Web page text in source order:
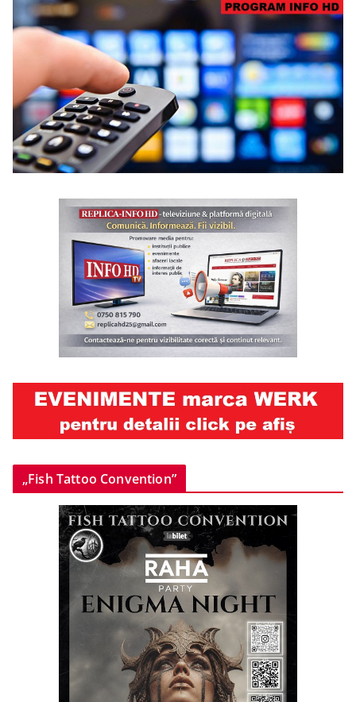
„Fish Tattoo Convention”